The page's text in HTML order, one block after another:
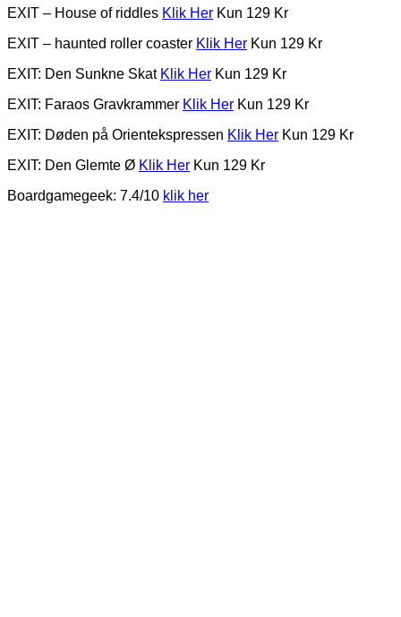
EXIT – House of riddles Klik Her Kun 129 Kr
EXIT – haunted roller coaster Klik Her Kun 129 Kr
EXIT: Den Sunkne Skat Klik Her Kun 129 Kr
EXIT: Faraos Gravkrammer Klik Her Kun 129 Kr
EXIT: Døden på Orientekspressen Klik Her Kun 129 Kr
EXIT: Den Glemte Ø Klik Her Kun 129 Kr
Boardgamegeek: 7.4/10 klik her